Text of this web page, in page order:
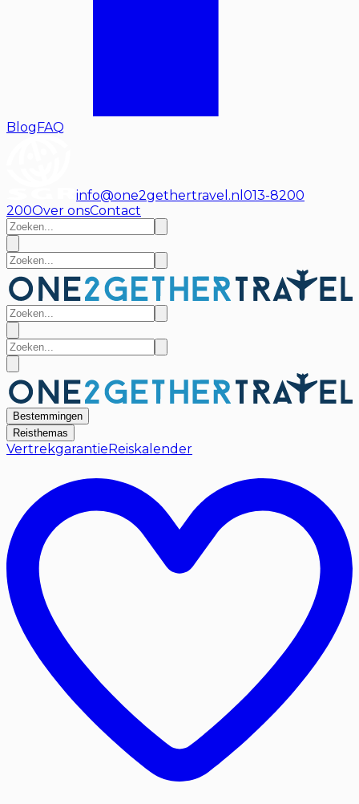
BlogFAQ
info@one2gethertravel.nl 013-8200
200Over onsContact
Bestemmingen
Reisthemas
Vertrekgarantie Reiskalender